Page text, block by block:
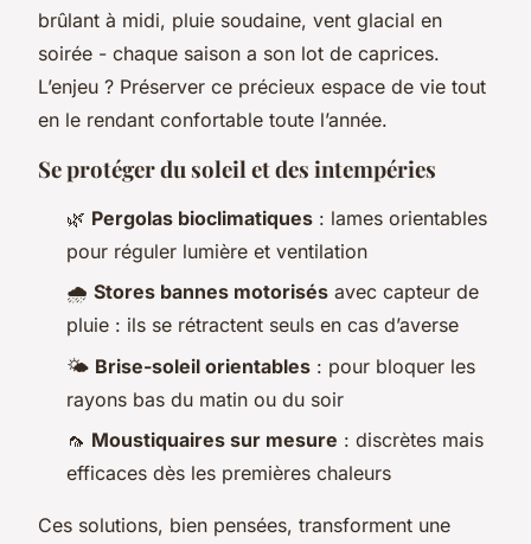
brûlant à midi, pluie soudaine, vent glacial en
soirée - chaque saison a son lot de caprices.
L’enjeu ? Préserver ce précieux espace de vie tout
en le rendant confortable toute l’année.
Se protéger du soleil et des intempéries
🌿 Pergolas bioclimatiques : lames orientables
pour réguler lumière et ventilation
🌧️ Stores bannes motorisés avec capteur de
pluie : ils se rétractent seuls en cas d’averse
🌤️ Brise-soleil orientables : pour bloquer les
rayons bas du matin ou du soir
🦟 Moustiquaires sur mesure : discrètes mais
efficaces dès les premières chaleurs
Ces solutions, bien pensées, transforment une